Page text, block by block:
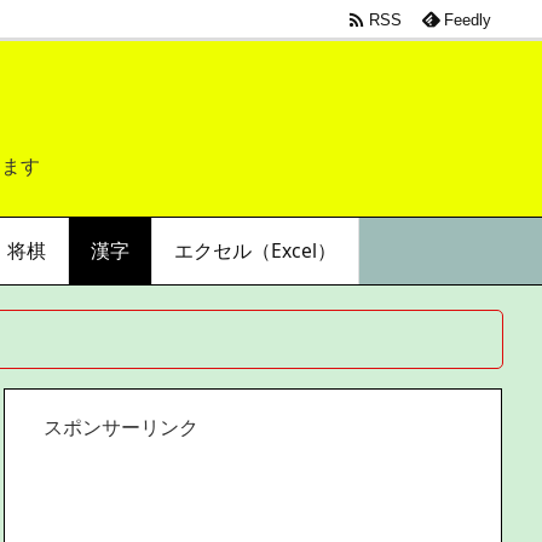
す
将棋 漢字 エクセル（Excel）
 RSS Feedly
スポンサーリンク